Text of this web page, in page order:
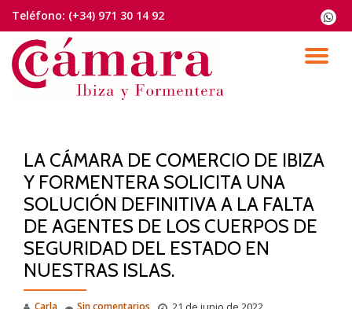
Saltar
contenido
Teléfono: (+34) 971 30 14 92
fa-
LA CÁMARA DE COMERCIO DE IBIZA
Y FORMENTERA SOLICITA UNA
SOLUCIÓN DEFINITIVA A LA FALTA
DE AGENTES DE LOS CUERPOS DE
SEGURIDAD DEL ESTADO EN
NUESTRAS ISLAS.
Carla Sin comentarios